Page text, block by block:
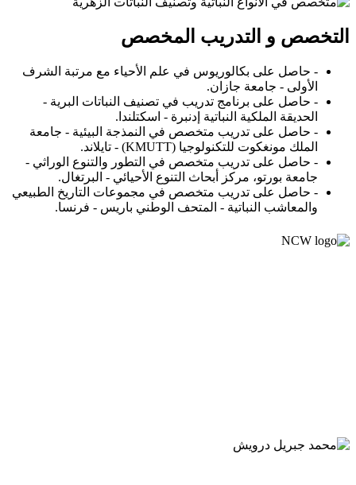
التخصص و التدريب المخصص
- حاصل على بكالوريوس في علم الأحياء مع مرتبة الشرف
الأولى - جامعة جازان.
- حاصل على برنامج تدريب في تصنيف النباتات البرية -
الحديقة الملكية النباتية إدنبرة - اسكتلندا.
- حاصل على تدريب متخصص في النمذجة البيئية - جامعة
الملك مونغكوت للتكنولوجيا (KMUTT) - تايلاند.
- حاصل على تدريب متخصص في التطور والتنوع الوراثي -
جامعة بورتو، مركز أبحاث التنوع الأحيائي - البرتغال.
- حاصل على تدريب متخصص في مجموعات التاريخ الطبيعي
والمعاشب النباتية - المتحف الوطني باريس - فرنسا.